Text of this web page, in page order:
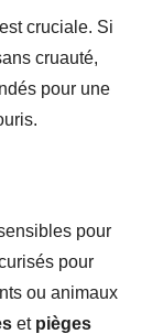
cruciale. Si
cruauté,
pour une
pour
pour
ou animaux
et pièges